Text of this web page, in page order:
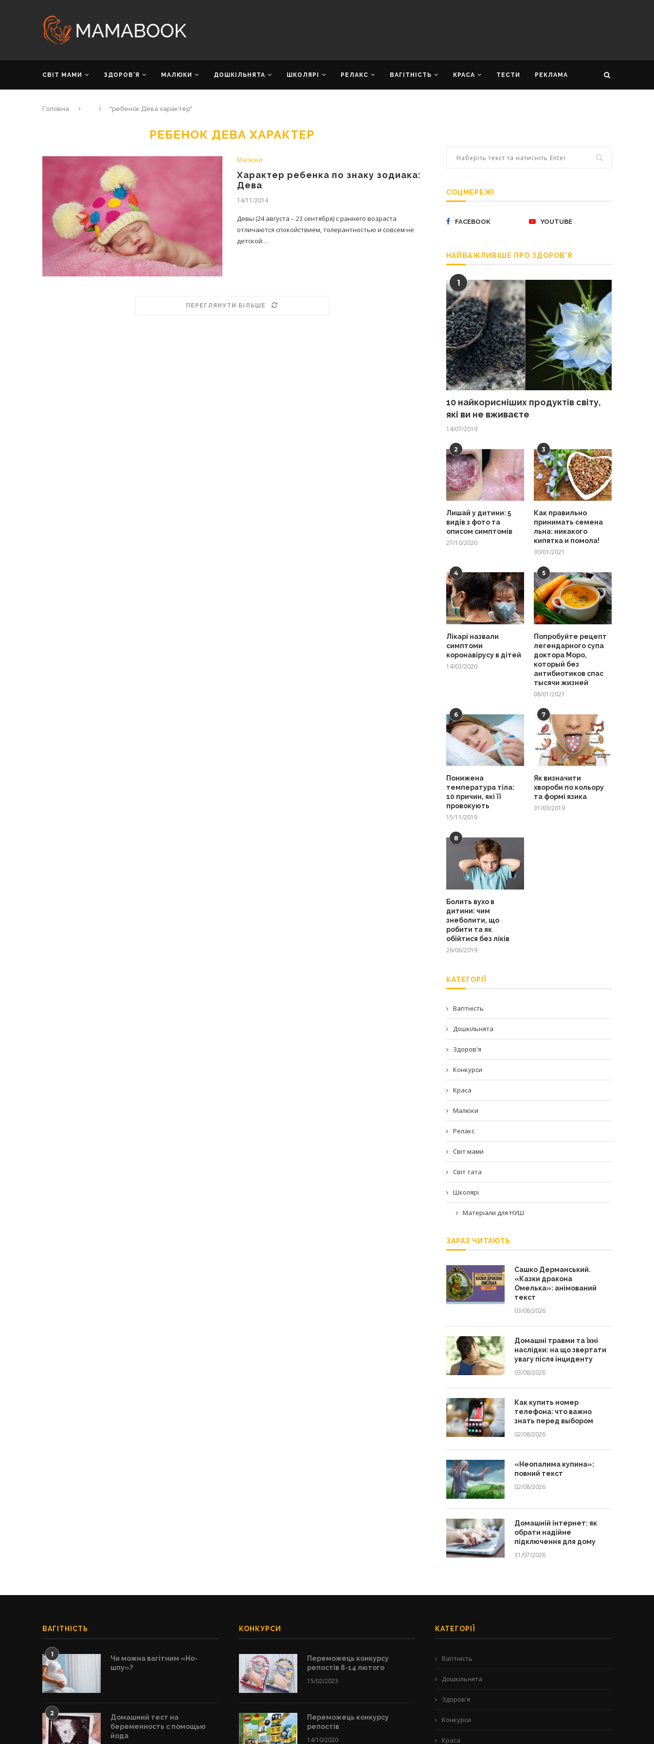
СВІТ МАМИ ЗДОРОВ’Я МАЛЮКИ ДОШКІЛЬНЯТА ШКОЛЯРІ РЕЛАКС ВАГІТНІСТЬ КРАСА ТЕСТИ РЕКЛАМА
Головна "ребенок Дева характер"
РЕБЕНОК ДЕВА ХАРАКТЕР
Малюки
Характер ребенка по знаку зодиака:
Дева
14/11/2014
Девы (24 августа – 23 сентября) с раннего возраста
отличаются спокойствием, толерантностью и совсем не
детской…
ПЕРЕГЛЯНУТИ БІЛЬШЕ
СОЦМЕРЕЖІ
FACEBOOK YOUTUBE
НАЙВАЖЛИВІШЕ ПРО ЗДОРОВ’Я
1
10 найкорисніших продуктів світу,
які ви не вживаєте
14/07/2019
2
Лишай у дитини: 5
видів з фото та
описом симптомів
27/10/2020
3
Как правильно
принимать семена
льна: никакого
кипятка и помола!
30/01/2021
4
Лікарі назвали
симптоми
коронавірусу в дітей
14/03/2020
5
Попробуйте рецепт
легендарного супа
доктора Моро,
который без
антибиотиков спас
тысячи жизней
08/01/2021
6
Понижена
температура тіла:
10 причин, які її
провокують
15/11/2019
7
Як визначити
хвороби по кольору
та формі язика
31/03/2019
8
Болить вухо в
дитини: чим
знеболити, що
робити та як
обійтися без ліків
26/06/2019
КАТЕГОРІЇ
Вагітність
Дошкільнята
Здоров'я
Конкурси
Краса
Малюки
Релакс
Світ мами
Світ тата
Школярі
Матеріали для НУШ
ЗАРАЗ ЧИТАЮТЬ
Сашко Дерманський.
«Казки дракона
Омелька»: анімований
текст
03/08/2026
Домашні травми та їхні
наслідки: на що звертати
увагу після інциденту
03/08/2026
Как купить номер
телефона: что важно
знать перед выбором
02/08/2026
«Неопалима купина»:
повний текст
02/08/2026
Домашній інтернет: як
обрати надійне
підключення для дому
31/07/2026
ВАГІТНІСТЬ
1
Чи можна вагітним «Но-
шпу»?
2
Домашний тест на
беременность с помощью
йода
КОНКУРСИ
Переможець конкурсу
репостів 8-14 лютого
15/02/2023
Переможець конкурсу
репостів
14/10/2020
КАТЕГОРІЇ
Вагітність
Дошкільнята
Здоров'я
Конкурси
Краса